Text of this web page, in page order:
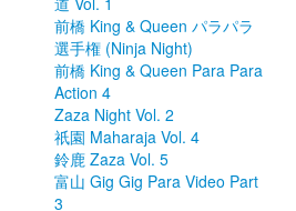
前橋 King & Queen パラパラ
選手権 (Ninja Night)
前橋 King & Queen Para Para
Action 4
Zaza Night Vol. 2
祇園 Maharaja Vol. 4
鈴鹿 Zaza Vol. 5
富山 Gig Gig Para Video Part
3